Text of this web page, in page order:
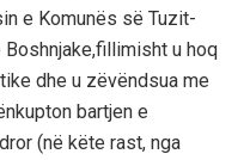
e Komunës së Tuzit-
u hoq
dhe u zëvëndsua me
bartjen e
(në këte rast, nga